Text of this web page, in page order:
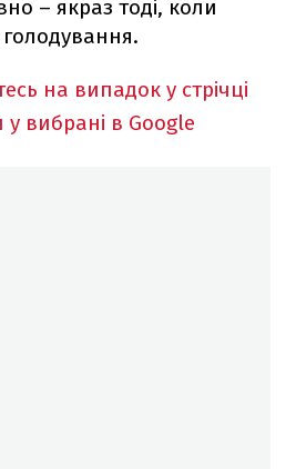
– якраз тоді, коли
на випадок у стрічці
вибрані в Google